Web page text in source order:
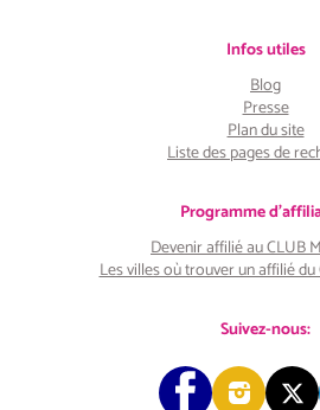
Infos utiles
Blog
Presse
Plan du site
Liste des pages de
Programme
Devenir affilié au CLUB
Les villes où trouver un affilié du
Suivez-nous: